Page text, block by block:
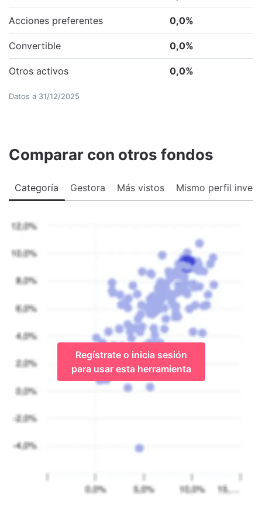
Acciones preferentes 0,0%
Convertible 0,0%
Otros activos 0,0%
Datos a 31/12/2025
Comparar con otros fondos
Categoría Gestora Más vistos Mismo perfil
Regístrate o inicia sesión
para usar esta herramienta